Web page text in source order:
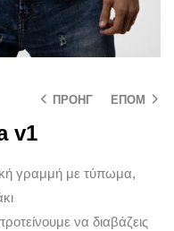
ΠΡΟΗΓ ΕΠΟΜ
v1
γραμμή με τύπωμα,
να διαβάζεις